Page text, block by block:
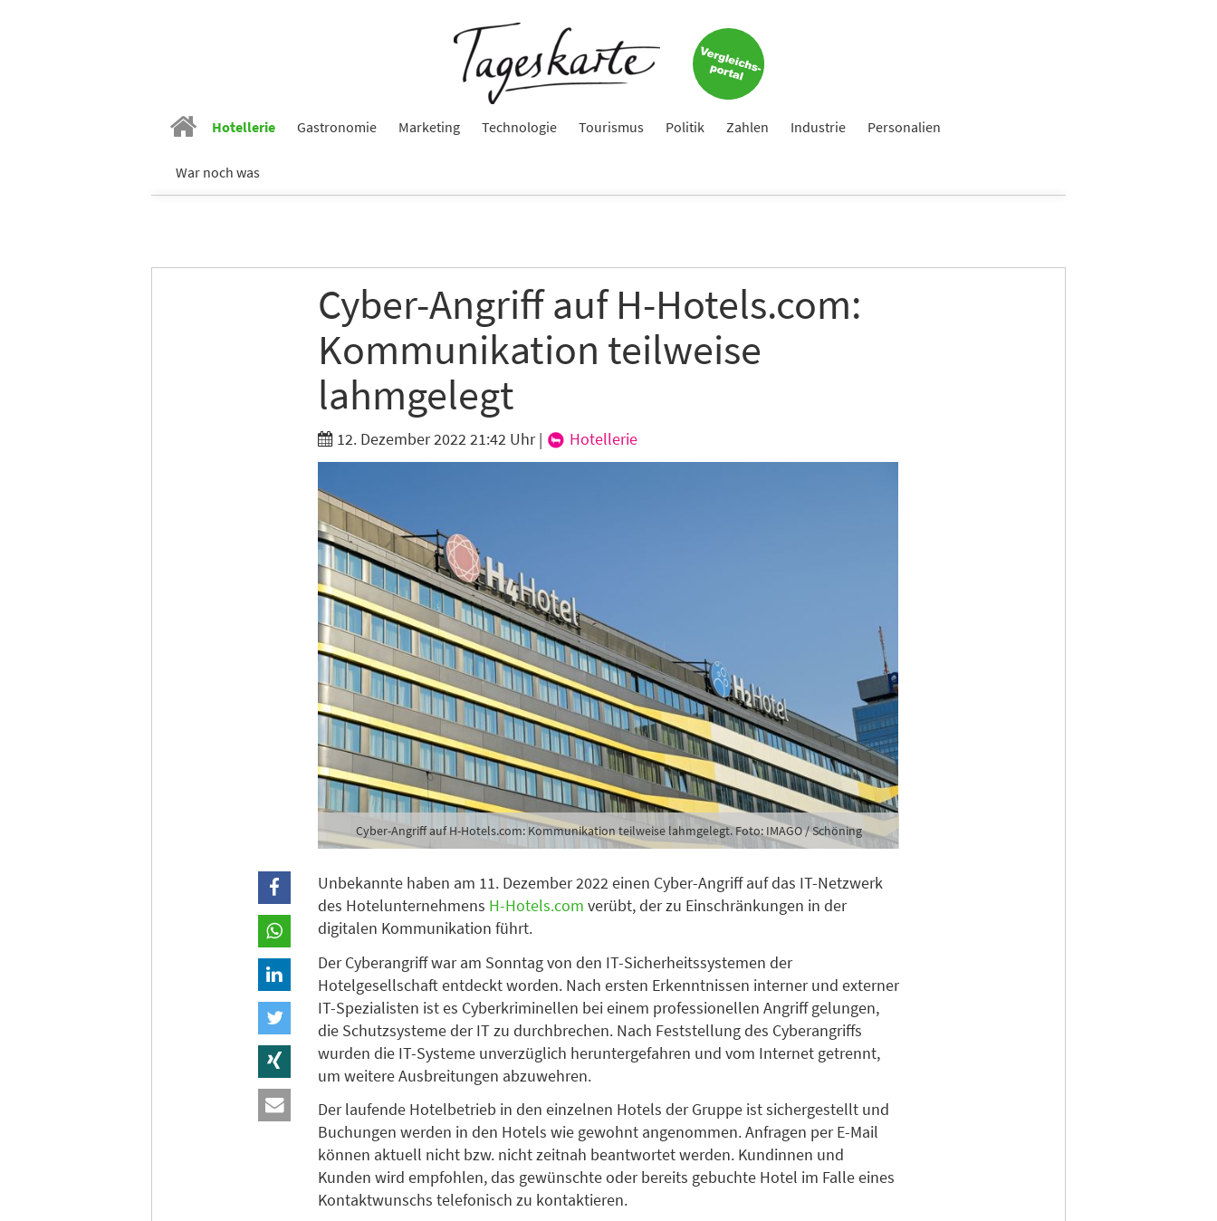
Hotellerie Gastronomie Marketing Technologie Tourismus Politik Zahlen Industrie Personalien
War noch was
Cyber-Angriff auf H-Hotels.com:
Kommunikation teilweise
lahmgelegt
12. Dezember 2022 21:42 Uhr| Hotellerie
Cyber-Angriff auf H-Hotels.com: Kommunikation teilweise lahmgelegt. Foto: IMAGO / Schöning
Unbekannte haben am 11. Dezember 2022 einen Cyber-Angriff auf das IT-Netzwerk
des Hotelunternehmens H-Hotels.com verübt, der zu Einschränkungen in der
digitalen Kommunikation führt.
Der Cyberangriff war am Sonntag von den IT-Sicherheitssystemen der
Hotelgesellschaft entdeckt worden. Nach ersten Erkenntnissen interner und externer
IT-Spezialisten ist es Cyberkriminellen bei einem professionellen Angriff gelungen,
die Schutzsysteme der IT zu durchbrechen. Nach Feststellung des Cyberangriffs
wurden die IT-Systeme unverzüglich heruntergefahren und vom Internet getrennt,
um weitere Ausbreitungen abzuwehren.
Der laufende Hotelbetrieb in den einzelnen Hotels der Gruppe ist sichergestellt und
Buchungen werden in den Hotels wie gewohnt angenommen. Anfragen per E-Mail
können aktuell nicht bzw. nicht zeitnah beantwortet werden. Kundinnen und
Kunden wird empfohlen, das gewünschte oder bereits gebuchte Hotel im Falle eines
Kontaktwunschs telefonisch zu kontaktieren.